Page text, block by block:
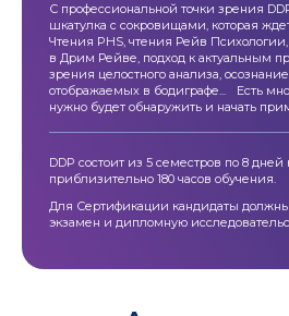
С профессиональной точки зрения
шкатулка с сокровищами, которая
Чтения PHS, чтения Рейв
в Дрим Рейве, подход к актуальным
зрения целостного анализа,
отображаемых в бодиграфе... Есть
нужно будет обнаружить и начать
DDP состоит из 5 семестров по 8
приблизительно 180 часов обучения.
Для Сертификации кандидаты должны
экзамен и дипломную